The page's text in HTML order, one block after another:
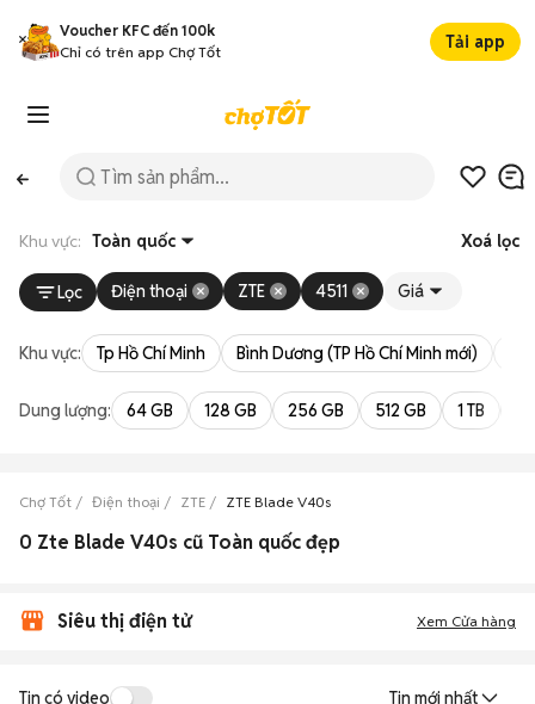
Voucher KFC đến 100k
Chỉ có trên app Chợ Tốt
Tải app
Khu vực: Toàn quốc Xoá lọc
Lọc Điện thoại ZTE 4511 Giá
Khu vực: Tp Hồ Chí Minh Bình Dương (TP Hồ Chí Minh mới)
Dung lượng: 64 GB 128 GB 256 GB 512 GB 1 TB
Chợ Tốt Điện thoại ZTE ZTE Blade V40s
0 Zte Blade V40s cũ Toàn quốc đẹp
Siêu thị điện tử Xem Cửa hàng
Tin có video Tin mới nhất